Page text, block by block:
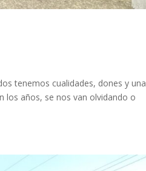
tenemos cualidades, dones y una
los años, se nos van olvidando o